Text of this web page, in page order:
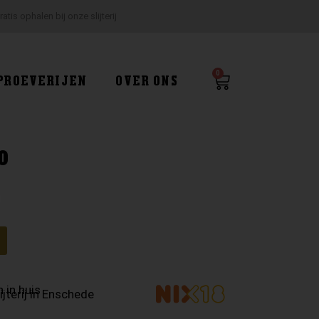
OVER ONS
0
Winkelwagen
in huisin Enschede